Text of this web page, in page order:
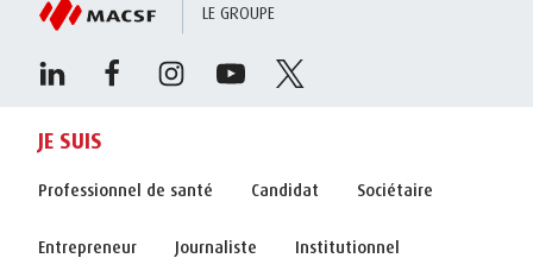
LE GROUPE
JE SUIS
Professionnel de santé Candidat Sociétaire
Entrepreneur Journaliste Institutionnel